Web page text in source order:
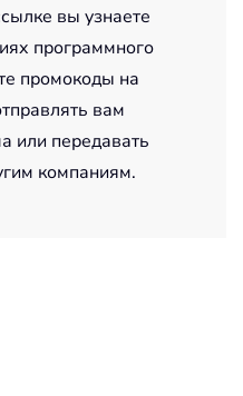
вы узнаете
программного
промокоды на
вам
или передавать
компаниям.